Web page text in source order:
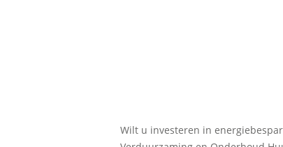
Wilt u investeren in